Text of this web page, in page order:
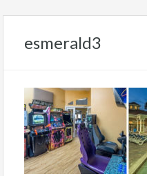
esmerald3